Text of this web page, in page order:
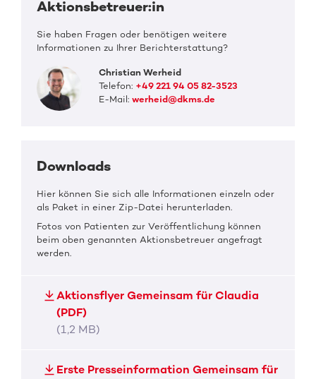
Aktionsbetreuer:in
Sie haben Fragen oder benötigen weitere
Informationen zu Ihrer Berichterstattung?
Christian Werheid
Telefon: +49 221 94 05 82-3523
E-Mail:werheid@dkms.de
Downloads
Hier können Sie sich alle Informationen einzeln oder
als Paket in einer Zip-Datei herunterladen.
Fotos von Patienten zur Veröffentlichung können
beim oben genannten Aktionsbetreuer angefragt
werden.
Aktionsflyer Gemeinsam für Claudia
(PDF)
(1,2 MB)
Erste Presseinformation Gemeinsam für